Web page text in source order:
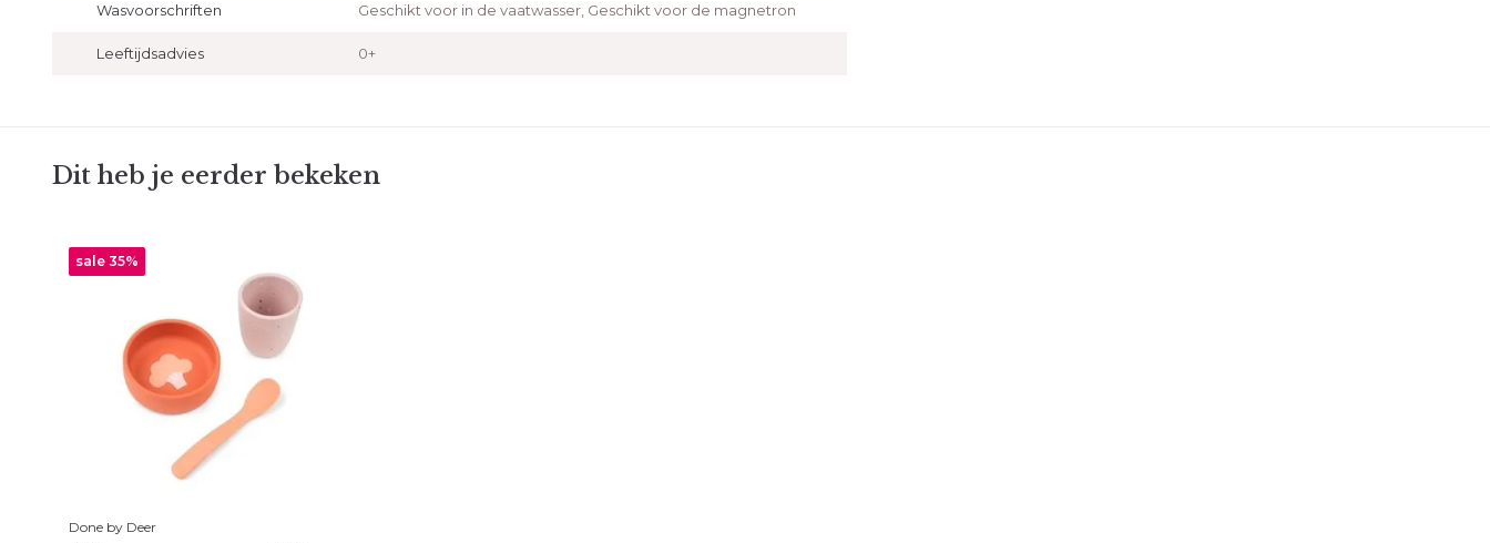
Wasvoorschriften Geschikt voor in de vaatwasser, Geschikt voor de magnetron
Leeftijdsadvies 0+
Dit heb je eerder bekeken
sale 35%
Done by Deer